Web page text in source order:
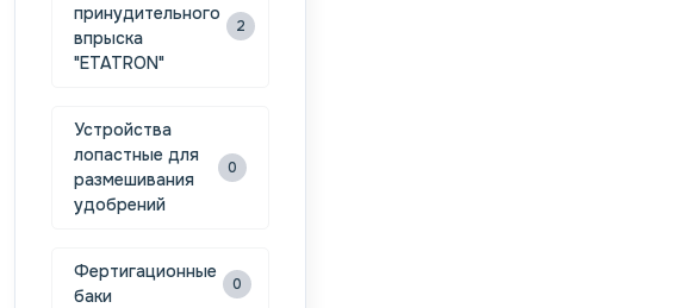
принудительного
впрыска
"ETATRON"
2
Устройства
лопастные для
размешивания
удобрений
0
Фертигационные
баки
0